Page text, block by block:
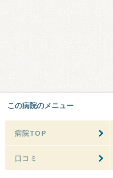
この病院のメニュー
病院TOP
口コミ